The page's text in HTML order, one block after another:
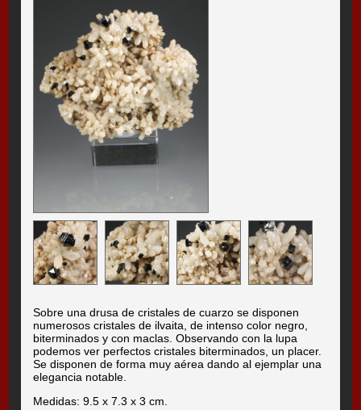
Sobre una drusa de cristales de cuarzo se disponen
numerosos cristales de ilvaita, de intenso color negro,
biterminados y con maclas. Observando con la lupa
podemos ver perfectos cristales biterminados, un placer.
Se disponen de forma muy aérea dando al ejemplar una
elegancia notable.
Medidas: 9.5 x 7.3 x 3 cm.